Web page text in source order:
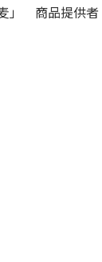
」 商品提供者